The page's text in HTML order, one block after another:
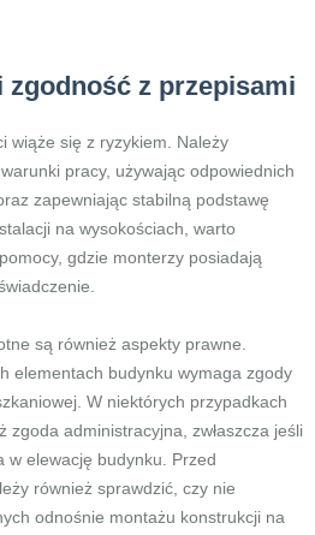
zgodność z przepisami
wiąże się z ryzykiem. Należy
pracy, używając odpowiednich
zapewniając stabilną podstawę
na wysokościach, warto
gdzie monterzy posiadają
są również aspekty prawne.
elementach budynku wymaga zgody
W niektórych przypadkach
zgoda administracyjna, zwłaszcza jeśli
w elewację budynku. Przed
również sprawdzić, czy nie
odnośnie montażu konstrukcji na